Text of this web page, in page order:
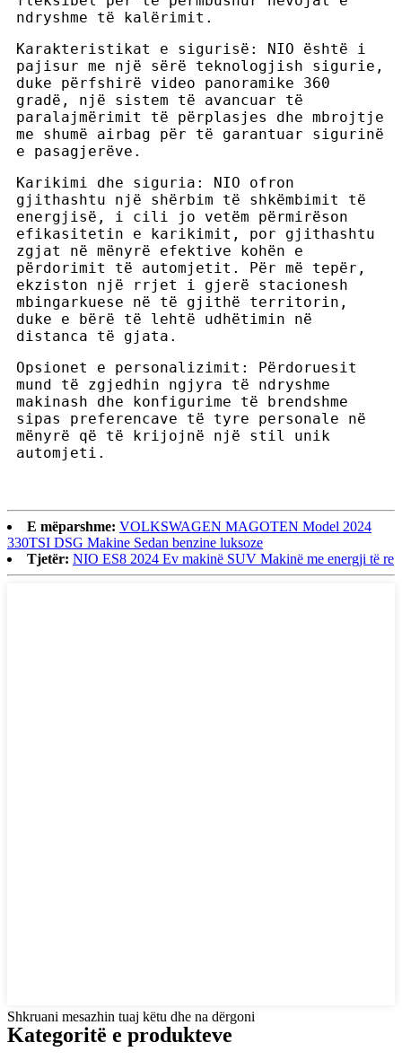
ndryshme të kalërimit.
Karakteristikat e sigurisë: NIO është i
pajisur me një sërë teknologjish sigurie,
duke përfshirë video panoramike 360 ​​
gradë, një sistem të avancuar të
paralajmërimit të përplasjes dhe mbrojtje
me shumë airbag për të garantuar sigurinë
e pasagjerëve.
Karikimi dhe siguria: NIO ofron
gjithashtu një shërbim të shkëmbimit të
energjisë, i cili jo vetëm përmirëson
efikasitetin e karikimit, por gjithashtu
zgjat në mënyrë efektive kohën e
përdorimit të automjetit. Për më tepër,
ekziston një rrjet i gjerë stacionesh
mbingarkuese në të gjithë territorin,
duke e bërë të lehtë udhëtimin në
distanca të gjata.
Opsionet e personalizimit: Përdoruesit
mund të zgjedhin ngjyra të ndryshme
makinash dhe konfigurime të brendshme
sipas preferencave të tyre personale në
mënyrë që të krijojnë një stil unik
automjeti.
E mëparshme: VOLKSWAGEN MAGOTEN Model 2024
330TSI DSG Makine Sedan benzine luksoze
Tjetër: NIO ES8 2024 Ev makinë SUV Makinë me energji të re
Shkruani mesazhin tuaj këtu dhe na dërgoni
Kategoritë e produkteve